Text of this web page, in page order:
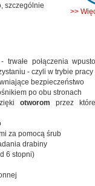
>>
szczególnie
połączenia
- czyli w trybie pracy
bezpieczeństwo
po obu stronach
otworom przez
za pomocą śrub
drabiny
6 stopni)